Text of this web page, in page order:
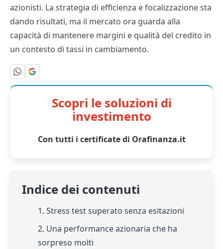
azionisti. La strategia di efficienza e focalizzazione sta
dando risultati, ma il mercato ora guarda alla
capacità di mantenere margini e qualità del credito in
un contesto di tassi in cambiamento.
Scopri le soluzioni di
investimento
Con tutti i certificate di Orafinanza.it
Indice dei contenuti
1. Stress test superato senza esitazioni
2. Una performance azionaria che ha
sorpreso molti